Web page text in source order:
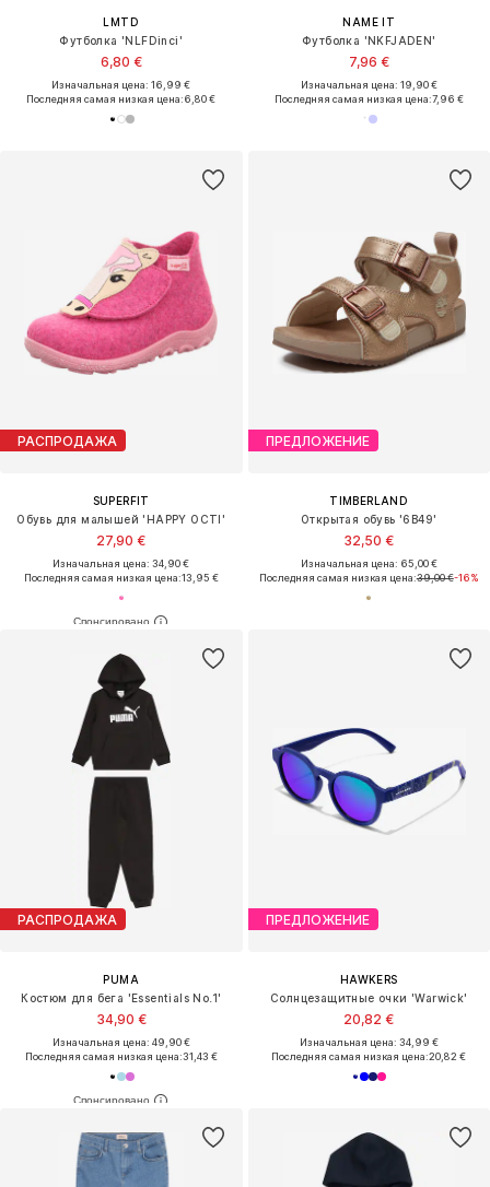
LMTD
Футболка 'NLFDinci'
6,80 €
Изначальная цена: 16,99 €
Последняя самая низкая цена:6,80 €
NAME IT
Футболка 'NKFJADEN'
7,96 €
Изначальная цена: 19,90 €
Последняя самая низкая цена:7,96 €
РАСПРОДАЖА
SUPERFIT
Обувь для малышей 'HAPPY OCTI'
27,90 €
Изначальная цена: 34,90 €
Последняя самая низкая цена:13,95 €
ПРЕДЛОЖЕНИЕ
TIMBERLAND
Открытая обувь '6B49'
32,50 €
Изначальная цена: 65,00 €
Последняя самая низкая цена:39,00 €-16%
РАСПРОДАЖА
PUMA
Костюм для бега 'Essentials No.1'
34,90 €
Изначальная цена: 49,90 €
Последняя самая низкая цена:31,43 €
ПРЕДЛОЖЕНИЕ
HAWKERS
Солнцезащитные очки 'Warwick'
20,82 €
Изначальная цена: 34,99 €
Последняя самая низкая цена:20,82 €